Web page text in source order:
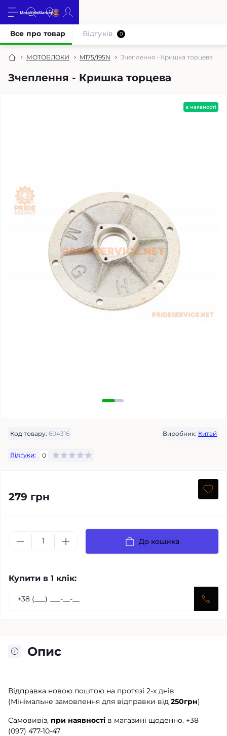
МОТОБЛОКИ M175/195N Зчеплення - Кришка торцева
Зчеплення - Кришка торцева
Все про товар Відгуків 0
в наявності
Код товару: 604316 Виробник: Китай
Відгуки: 0
279 грн
До кошика
Купити в 1 клік:
Опис
Відправка новою поштою на протязі 2-х днів
(Мінімальне замовлення для відправки від 250грн)
Самовивіз, при наявності в магазині щоденно. +38
(097) 477-10-47